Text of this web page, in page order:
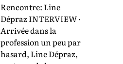
Rencontre: Line
Dépraz INTERVIEW ·
Arrivée dans la
profession un peu par
hasard, Line Dépraz,